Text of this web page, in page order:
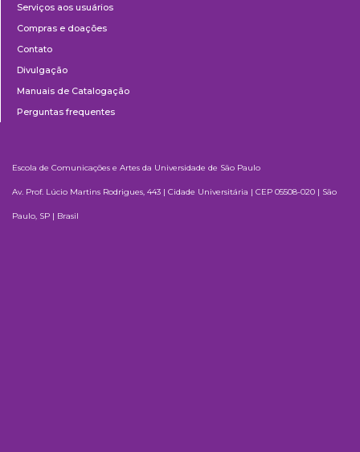
Serviços aos usuários
Compras e doações
Contato
Divulgação
Manuais de Catalogação
Perguntas frequentes
Escola de Comunicações e Artes da Universidade de São Paulo
Av. Prof. Lúcio Martins Rodrigues, 443 | Cidade Universitária | CEP 05508-020 | São
Paulo, SP | Brasil